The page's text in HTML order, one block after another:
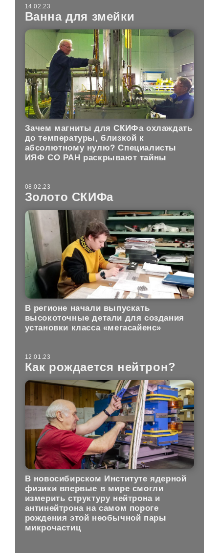
14.02.23
Ванна для змейки
Зачем магниты для СКИФа охлаждать
до температуры, близкой к
абсолютному нулю? Специалисты
ИЯФ СО РАН раскрывают тайны
08.02.23
Золото СКИФа
В регионе начали выпускать
высокоточные детали для создания
установки класса «мегасайенс»
12.01.23
Как рождается нейтрон?
В новосибирском Институте ядерной
физики впервые в мире смогли
измерить структуру нейтрона и
антинейтрона на самом пороге
рождения этой необычной пары
микрочастиц